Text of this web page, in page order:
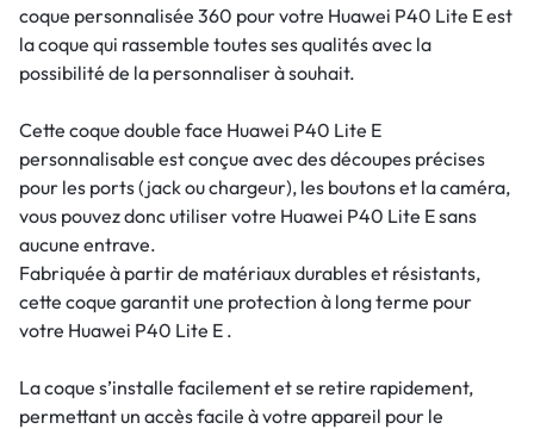
coque personnalisée 360 pour votre Huawei P40 Lite E est
la coque qui rassemble toutes ses qualités avec la
possibilité de la personnaliser à souhait.
Cette coque double face Huawei P40 Lite E
personnalisable est conçue avec des découpes précises
pour les ports (jack ou chargeur), les boutons et la caméra,
vous pouvez donc utiliser votre Huawei P40 Lite E sans
aucune entrave.
Fabriquée à partir de matériaux durables et résistants,
cette coque garantit une protection à long terme pour
votre Huawei P40 Lite E .
La coque s’installe facilement et se retire rapidement,
permettant un accès facile à votre appareil pour le